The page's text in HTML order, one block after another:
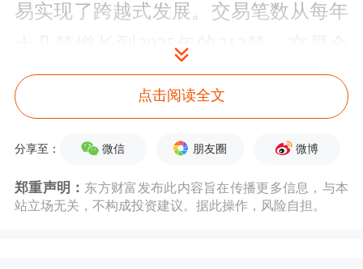
易实现了跨越式发展。交易笔数从每年
十几笔增长到2025年的212笔，交易金
额从几百万元跃升至过亿元。
一套完整的制度体系为市场运行提供了
保障。2020年，宁夏在全国率先将水权
交易纳入自治区公共资源交易体系，并
点击阅读全文
分享至： 微信 朋友圈 微博
郑重声明： 东方财富发布此内容旨在传播更多信息，与本
站立场无关，不构成投资建议。据此操作，风险自担。